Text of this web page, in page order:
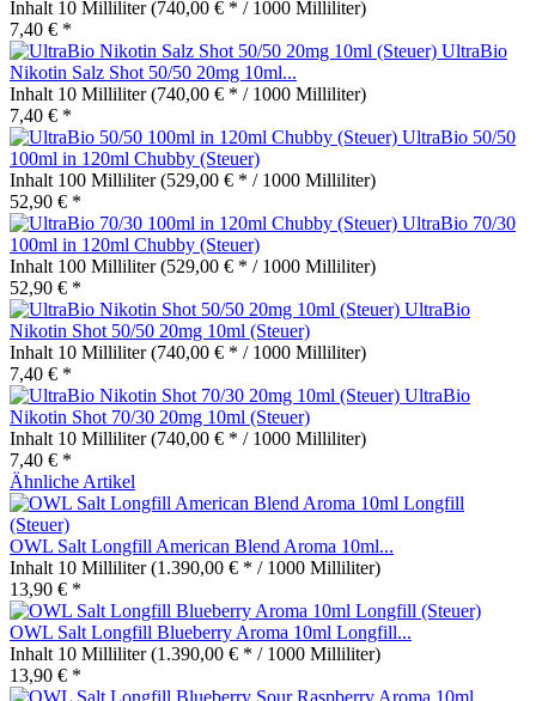
Inhalt 10 Milliliter(740,00 € * / 1000 Milliliter)
7,40 € *
UltraBio
Nikotin Salz Shot 50/50 20mg 10ml...
Inhalt 10 Milliliter(740,00 € * / 1000 Milliliter)
7,40 € *
UltraBio 50/50
100ml in 120ml Chubby (Steuer)
Inhalt 100 Milliliter(529,00 € * / 1000 Milliliter)
52,90 € *
UltraBio 70/30
100ml in 120ml Chubby (Steuer)
Inhalt 100 Milliliter(529,00 € * / 1000 Milliliter)
52,90 € *
UltraBio
Nikotin Shot 50/50 20mg 10ml (Steuer)
Inhalt 10 Milliliter(740,00 € * / 1000 Milliliter)
7,40 € *
UltraBio
Nikotin Shot 70/30 20mg 10ml (Steuer)
Inhalt 10 Milliliter(740,00 € * / 1000 Milliliter)
7,40 € *
Ähnliche Artikel
OWL Salt Longfill American Blend Aroma 10ml...
Inhalt 10 Milliliter(1.390,00 € * / 1000 Milliliter)
13,90 € *
OWL Salt Longfill Blueberry Aroma 10ml Longfill...
Inhalt 10 Milliliter(1.390,00 € * / 1000 Milliliter)
13,90 € *